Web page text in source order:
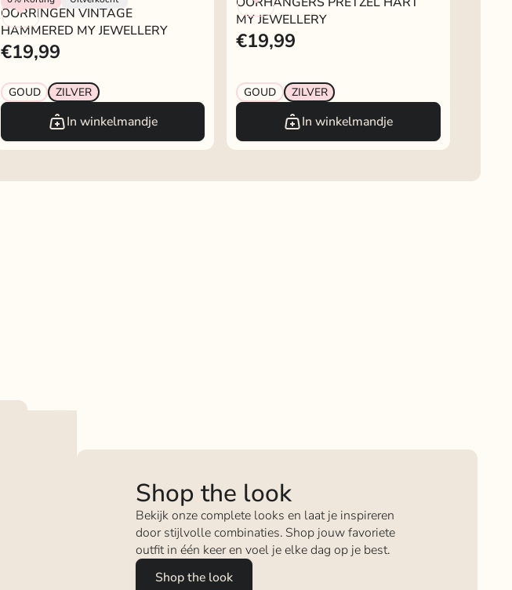
OORRINGEN VINTAGE
HAMMERED MY JEWELLERY
€19,99
GOUD ZILVER
In winkelmandje
MY JEWELLERY
€19,99
GOUD ZILVER
In winkelmandje
Shop the look
Bekijk onze complete looks en laat je inspireren
door stijlvolle combinaties. Shop jouw favoriete
outfit in één keer en voel je elke dag op je best.
Shop the look